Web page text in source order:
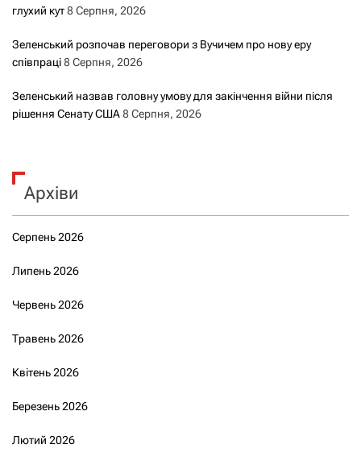
глухий кут8 Серпня, 2026
Зеленський розпочав переговори з Вучичем про нову еру
співпраці8 Серпня, 2026
Зеленський назвав головну умову для закінчення війни після
рішення Сенату США8 Серпня, 2026
Архіви
Серпень 2026
Липень 2026
Червень 2026
Травень 2026
Квітень 2026
Березень 2026
Лютий 2026